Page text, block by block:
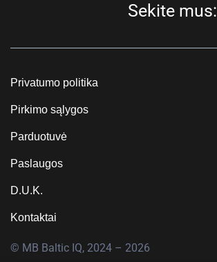
Sekite mus:
Privatumo politika
Pirkimo sąlygos
Parduotuvė
Paslaugos
D.U.K.
Kontaktai
© MB Baltic IQ, 2024 – 2026